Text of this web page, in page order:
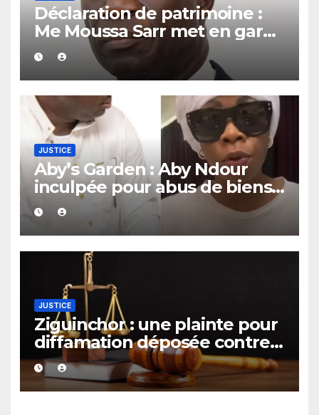
Déclaration de patrimoine :
Me Moussa Sarr met en garde
les récalcitrants
JUSTICE
Aby’s Garden : Aby Ndour
inculpée pour abus de biens
sociaux dans une affaire
portant sur 420 millions FCFA
JUSTICE
Ziguinchor : une plainte pour
diffamation déposée contre
le maire Djibril Sonko